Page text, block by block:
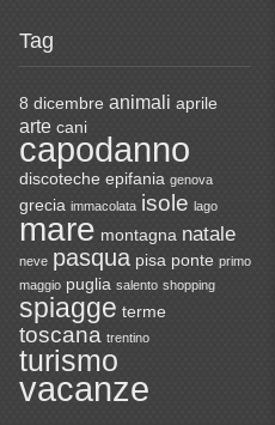
Tag
8 dicembre animali aprile
arte cani
capodanno
discoteche epifania genova
grecia immacolata isole lago
mare montagna natale
neve pasqua pisa ponte primo
maggio puglia salento shopping
spiagge terme
toscana trentino
turismo
vacanze